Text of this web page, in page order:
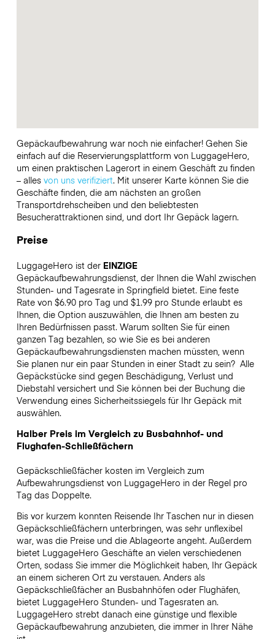
Gepäckaufbewahrung war noch nie einfacher! Gehen Sie
einfach auf die Reservierungsplattform von LuggageHero,
um einen praktischen Lagerort in einem Geschäft zu finden
– alles von uns verifiziert. Mit unserer Karte können Sie die
Geschäfte finden, die am nächsten an großen
Transportdrehscheiben und den beliebtesten
Besucherattraktionen sind, und dort Ihr Gepäck lagern.
Preise
LuggageHero ist der EINZIGE
Gepäckaufbewahrungsdienst, der Ihnen die Wahl zwischen
Stunden- und Tagesrate in Springfield bietet. Eine feste
Rate von $6.90 pro Tag und $1.99 pro Stunde erlaubt es
Ihnen, die Option auszuwählen, die Ihnen am besten zu
Ihren Bedürfnissen passt. Warum sollten Sie für einen
ganzen Tag bezahlen, so wie Sie es bei anderen
Gepäckaufbewahrungsdiensten machen müssten, wenn
Sie planen nur ein paar Stunden in einer Stadt zu sein? Alle
Gepäckstücke sind gegen Beschädigung, Verlust und
Diebstahl versichert und Sie können bei der Buchung die
Verwendung eines Sicherheitssiegels für Ihr Gepäck mit
auswählen.
Halber Preis im Vergleich zu Busbahnhof- und
Flughafen-Schließfächern
Gepäckschließfächer kosten im Vergleich zum
Aufbewahrungsdienst von LuggageHero in der Regel pro
Tag das Doppelte.
Bis vor kurzem konnten Reisende Ihr Taschen nur in diesen
Gepäckschließfächern unterbringen, was sehr unflexibel
war, was die Preise und die Ablageorte angeht. Außerdem
bietet LuggageHero Geschäfte an vielen verschiedenen
Orten, sodass Sie immer die Möglichkeit haben, Ihr Gepäck
an einem sicheren Ort zu verstauen. Anders als
Gepäckschließfächer an Busbahnhöfen oder Flughäfen,
bietet LuggageHero Stunden- und Tagesraten an.
LuggageHero strebt danach eine günstige und flexible
Gepäckaufbewahrung anzubieten, die immer in Ihrer Nähe